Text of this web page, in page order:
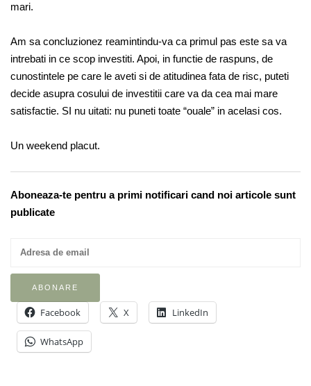
mari.
Am sa concluzionez reamintindu-va ca primul pas este sa va
intrebati in ce scop investiti. Apoi, in functie de raspuns, de
cunostintele pe care le aveti si de atitudinea fata de risc, puteti
decide asupra cosului de investitii care va da cea mai mare
satisfactie. SI nu uitati: nu puneti toate “ouale” in acelasi cos.
Un weekend placut.
Aboneaza-te pentru a primi notificari cand noi articole sunt
publicate
Facebook X LinkedIn
WhatsApp